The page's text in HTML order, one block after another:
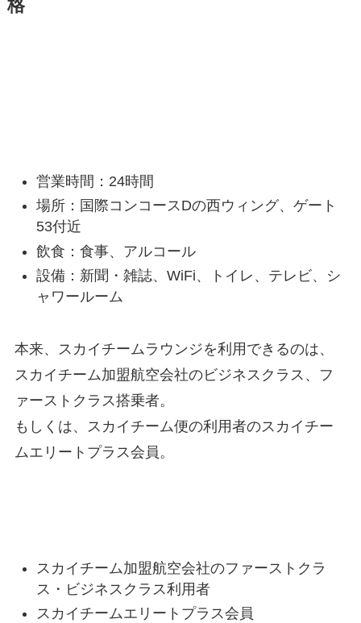
格
営業時間：24時間
場所：国際コンコースDの西ウィング、ゲート
53付近
飲食：食事、アルコール
設備：新聞・雑誌、WiFi、トイレ、テレビ、シ
ャワールーム
本来、スカイチームラウンジを利用できるのは、
スカイチーム加盟航空会社のビジネスクラス、フ
ァーストクラス搭乗者。
もしくは、スカイチーム便の利用者のスカイチー
ムエリートプラス会員。
スカイチーム加盟航空会社のファーストクラ
ス・ビジネスクラス利用者
スカイチームエリートプラス会員